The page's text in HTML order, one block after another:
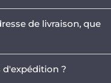
achat.de livraison, que
indiquée pour la
d'expédition ?